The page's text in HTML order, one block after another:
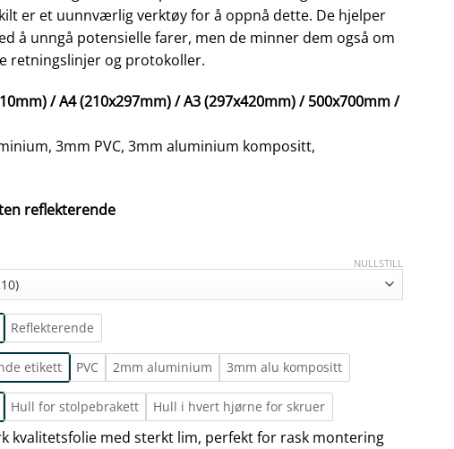
er et uunnværlig verktøy for å oppnå dette. De hjelper
å unngå potensielle farer, men de minner dem også om
retningslinjer og protokoller.
/ A4 (210x297mm) / A3 (297x420mm) / 500x700mm /
3mm PVC, 3mm aluminium kompositt,
reflekterende
Reflekterende
etikett PVC 2mm aluminium 3mm alu kompositt
Hull for stolpebrakett Hull i hvert hjørne for skruer
NULLSTILL
kvalitetsfolie med sterkt lim, perfekt for rask montering